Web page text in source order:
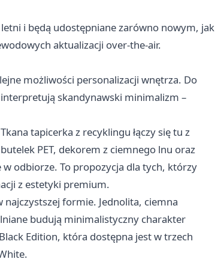
i będą udostępniane zarówno nowym, jak
aktualizacji over-the-air.
możliwości personalizacji wnętrza. Do
skandynawski minimalizm –
tapicerka z recyklingu łączy się tu z
PET, dekorem z ciemnego lnu oraz
odbiorze. To propozycja dla tych, którzy
z estetyki premium.
najczystszej formie. Jednolita, ciemna
budują minimalistyczny charakter
Edition, która dostępna jest w trzech